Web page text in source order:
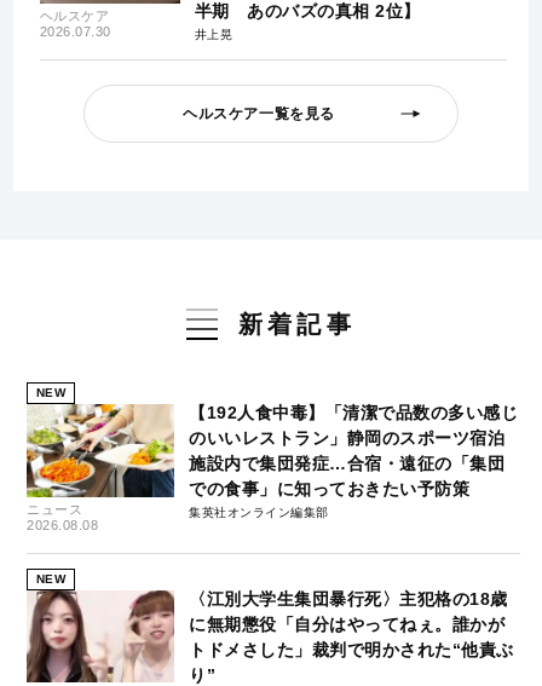
ヘルスケア
2026.07.30
半期 あのバズの真相 2位】
井上晃
ヘルスケア一覧を見る
新着記事
NEW
ニュース
2026.08.08
【192人食中毒】「清潔で品数の多い感じ
のいいレストラン」静岡のスポーツ宿泊
施設内で集団発症…合宿・遠征の「集団
での食事」に知っておきたい予防策
集英社オンライン編集部
NEW
〈江別大学生集団暴行死〉主犯格の18歳
に無期懲役「自分はやってねぇ。誰かが
トドメさした」裁判で明かされた“他責ぶ
り”